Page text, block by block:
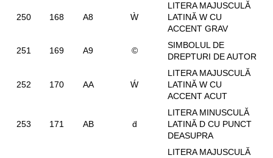
250 168 A8 Ẁ
LITERA MAJUSCULĂ
LATINĂ W CU
ACCENT GRAV
251 169 A9 ©
SIMBOLUL DE
DREPTURI DE AUTOR
252 170 AA Ẃ
LITERA MAJUSCULĂ
LATINĂ W CU
ACCENT ACUT
253 171 AB ḋ
LITERA MINUSCULĂ
LATINĂ D CU PUNCT
DEASUPRA
LITERA MAJUSCULĂ